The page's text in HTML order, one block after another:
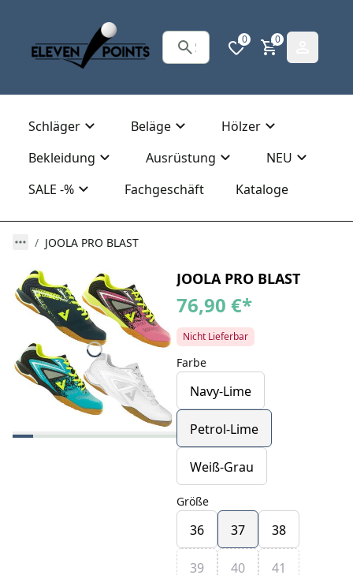
0 0
Schläger Beläge
Hölzer
Bekleidung
Ausrüstung
NEU
SALE -%
Fachgeschäft Kataloge
JOOLA PRO BLAST
JOOLA PRO BLAST
76,90 €*
Nicht Lieferbar
Farbe
Navy-Lime
Petrol-Lime
Weiß-Grau
Größe
36 37 38
39 40 41